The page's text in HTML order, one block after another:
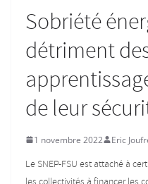
Sobriété
détriment
de leur
1 novembre 2022 Eric
Le SNEP-FSU est attaché à